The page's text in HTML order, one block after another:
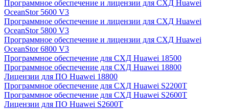
Программное обеспечение и лицензии для СХД Huawei
OceanStor 5600 V3
Программное обеспечение и лицензии для СХД Huawei
OceanStor 5800 V3
Программное обеспечение и лицензии для СХД Huawei
OceanStor 6800 V3
Программное обеспечение для СХД Huawei 18500
Программное обеспечение для СХД Huawei 18800
Лицензии для ПО Huawei 18800
Программное обеспечение для СХД Huawei S2200T
Программное обеспечение для СХД Huawei S2600T
Лицензии для ПО Huawei S2600T